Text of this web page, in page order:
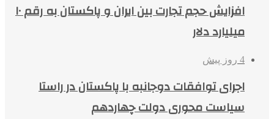
افزایش حجم تجارت بین ایران و پاکستان به رقم ۱۰
میلیارد دلار
4 روز پیش
اجرای توافقات دوجانبه با پاکستان در راستا
سیاست محوری دولت چهاردهم